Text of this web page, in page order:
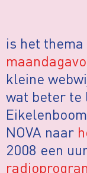
is het thema
kleine
wat beter te
NOVA naar
2008 een